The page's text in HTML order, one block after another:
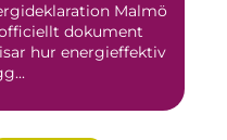
Malmö
dokument
hur energieffektiv